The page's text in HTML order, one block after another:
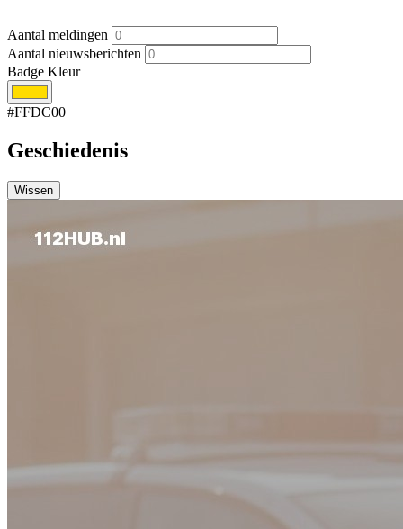
Aantal meldingen
Aantal nieuwsberichten
Badge Kleur
#FFDC00
Geschiedenis
Wissen